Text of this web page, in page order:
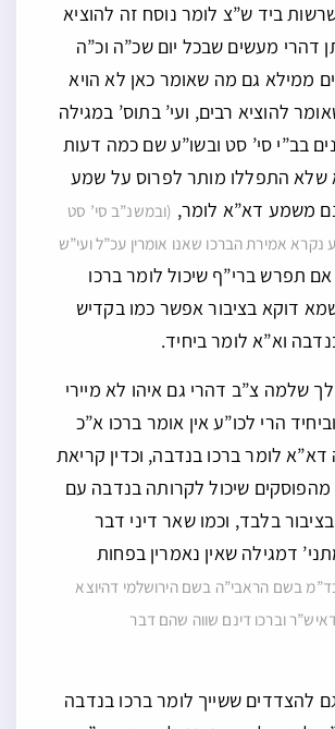
ביד ש”צ לומר נוסח זה להוציא
דהרי מעשים שבכל יום שכ”ה וכ”ה
ממילא גם מה שאומר כאן לא הויא
להוציא רבים, ועי’ בתוס’ במגילה
בב”י סי’ סט ובשו”ע שם כמה דעות
שלא התפללו מותר לפרוס על שמע
משמע דא”א לומר, (ובמשנ”ב סי’ סט
אמירת הברכו שאנו אומרין עכ”ל ועי”ש
אם תפרש ברי”ף שיכול לומר ברכו
דוקא בציבור אפשר כמו בקדיש
וא”א לומר ביחיד.
שלמה צ”ב דהרי גם איהו לא מיירי
הרי לכו”ע אין אומר ברכו א”כ
לומר ברכו בנדבה, וכדין קריאת
שיכול לקרותה בנדבה עם
בלבד, ‫וכמו שאר דיני ‫דבר
‫דמגילה שאין נאמרין ‫בפחות
בד”מ בשם הראבי”ה בשם הירושלמי דהיוצא
וברכו דינם שווה שהם דבר
להצדדים ששייך לומר ברכו בנדבה